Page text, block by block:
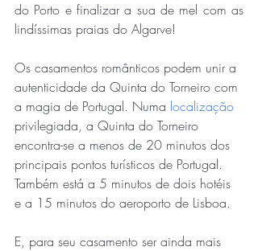
do Porto e finalizar a sua de mel com as
lindíssimas praias do Algarve!
Os casamentos românticos podem unir a
autenticidade da Quinta do Torneiro com
a magia de Portugal. Numa localização
privilegiada, a Quinta do Torneiro
encontra-se a menos de 20 minutos dos
principais pontos turísticos de Portugal.
Também está a 5 minutos de dois hotéis
e a 15 minutos do aeroporto de Lisboa.
E, para seu casamento ser ainda mais